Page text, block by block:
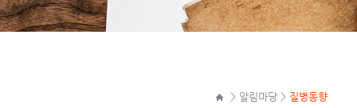
> 알림마당 > 질병동향